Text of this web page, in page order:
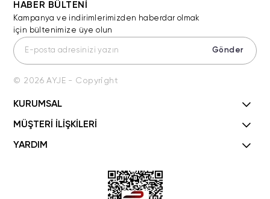
HABER BÜLTENİ
Kampanya ve indirimlerimizden haberdar olmak
için bültenimize üye olun
Gönder
© 2026 AYJE - Copyright
KURUMSAL
MÜŞTERİ İLİŞKİLERİ
YARDIM